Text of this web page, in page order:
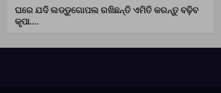
ଘରେ ଯଦି ଲଡ୍ଡୁଗୋପଲ ରଖିଛନ୍ତି ଏମିତି କରନ୍ତୁ ବଢ଼ିବ
କୃପା….